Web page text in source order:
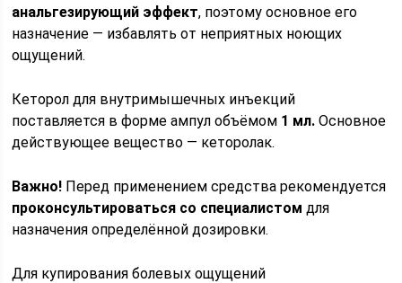
анальгезирующий эффект, поэтому основное его
назначение — избавлять от неприятных ноющих
ощущений.
Кеторол для внутримышечных инъекций
поставляется в форме ампул объёмом 1 мл. Основное
действующее вещество — кеторолак.
Важно! Перед применением средства рекомендуется
проконсультироваться со специалистом для
назначения определённой дозировки.
Для купирования болевых ощущений